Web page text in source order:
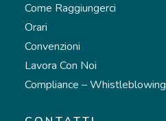
Come Raggiungerci
Orari
Convenzioni
Lavora Con Noi
Compliance – Whistleblowing